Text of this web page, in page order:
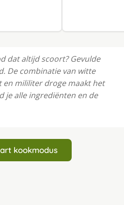
dat altijd scoort? Gevulde
De combinatie van witte
en mililiter droge maakt het
je alle ingrediënten en de
kookmodus